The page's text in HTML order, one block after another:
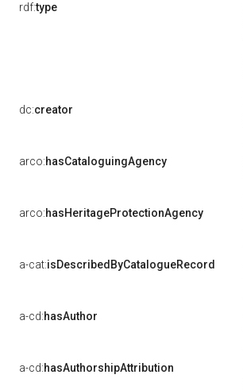
rdf:type
dc:creator
arco:hasCataloguingAgency
arco:hasHeritageProtectionAgency
a-cat:isDescribedByCatalogueRecord
a-cd:hasAuthor
a-cd:hasAuthorshipAttribution